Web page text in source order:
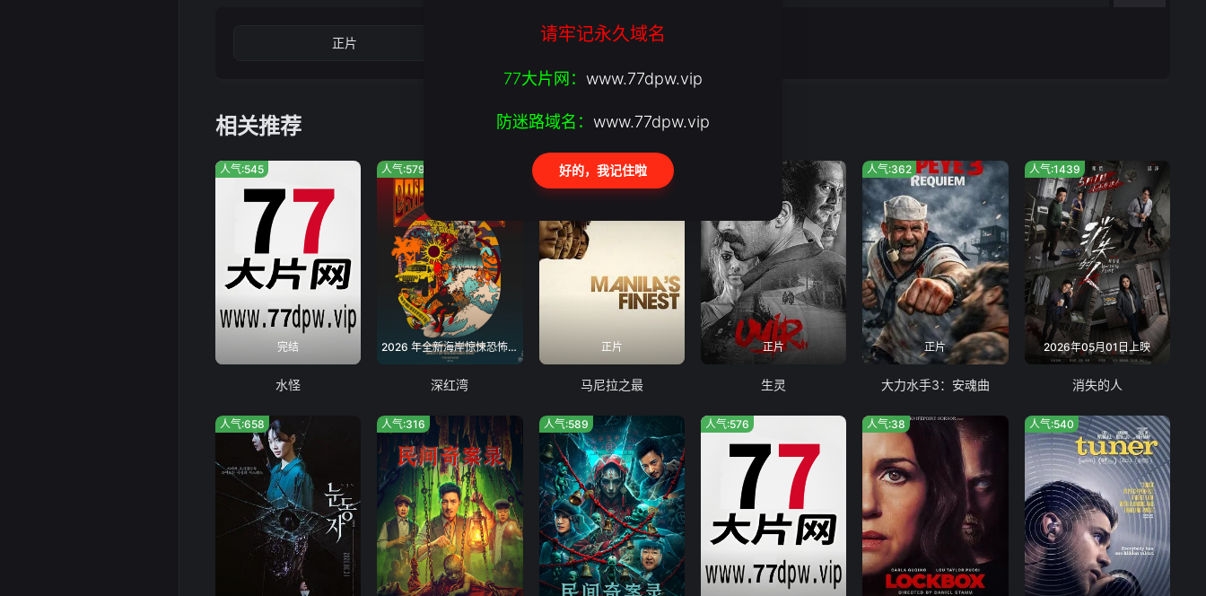
正片
相关推荐
完结
人气:545
水怪
2026 年全新海岸惊悚恐怖电影,暂无院线引进计划
人气:579
深红湾
正片
人气:363
马尼拉之最
正片
生灵
正片
人气:362
大力水手3：安魂曲
2026年05月01日上映
人气:1439
消失的人
人气:658 人气:316 人气:589 人气:576 人气:38 人气:540
请牢记永久域名
77大片网： www.77dpw.vip
防迷路域名： www.77dpw.vip
好的，我记住啦